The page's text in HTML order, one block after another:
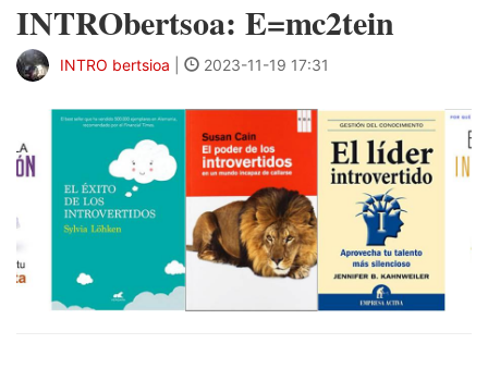
INTRObertsoa: E=mc2tein
INTRO bertsioa 2023-11-19 17:31